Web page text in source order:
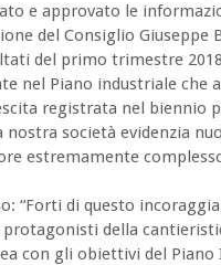
e approvato le
del Consiglio
del primo trimestre
nel Piano industriale che
registrata nel biennio
nostra società evidenzia
estremamente
“Forti di questo
protagonisti della
con gli obiettivi del Piano